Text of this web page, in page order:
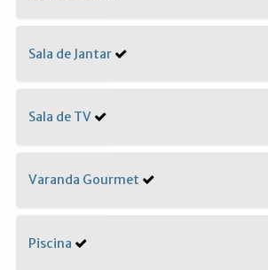
Sala de Jantar
Sala de TV
Varanda Gourmet
Piscina